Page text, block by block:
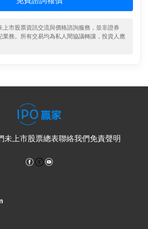
上市股票資訊交流與價格諮詢服務，並非證券
業務。所有交易均為私人間協議轉讓，投資人應
未上市股票總表聯絡我們免責聲明
Facebook